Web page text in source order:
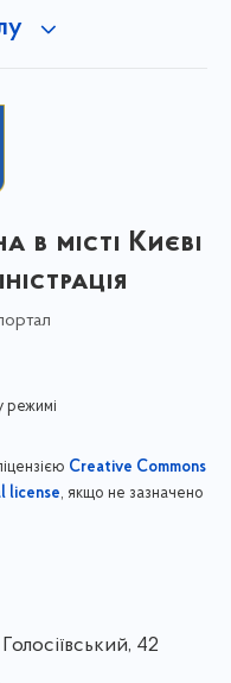
в місті Києві
режимі
Creative Commons
license, якщо не зазначено
42